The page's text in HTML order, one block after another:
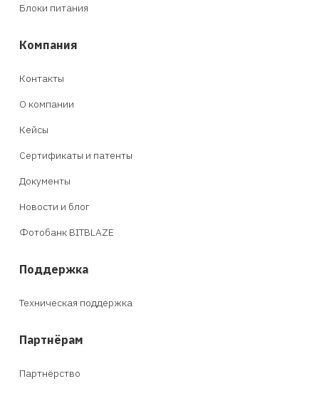
Блоки питания
Компания
Контакты
О компании
Кейсы
Сертификаты и патенты
Документы
Новости и блог
Фотобанк BITBLAZE
Поддержка
Техническая поддержка
Партнёрам
Партнёрство